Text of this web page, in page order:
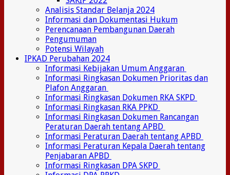
Analisis Standar Belanja 2024
Informasi dan Dokumentasi Hukum
Perencanaan Pembangunan Daerah
Pengumuman
Potensi Wilayah
IPKAD Perubahan 2024
Informasi Kebijakan Umum Anggaran
Informasi Ringkasan Dokumen Prioritas dan
Plafon Anggaran
Informasi Ringkasan Dokumen RKA SKPD
Informasi Ringkasan RKA PPKD
Informasi Ringkasan Dokumen Rancangan
Peraturan Daerah tentang APBD
Informasi Peraturan Daerah tentang APBD
Informasi Peraturan Kepala Daerah tentang
Penjabaran APBD
Informasi Ringkasan DPA SKPD